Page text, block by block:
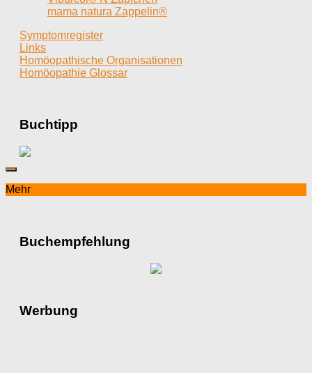
mama natura Zappelin®
Symptomregister
Links
Homöopathische Organisationen
Homöopathie Glossar
Buchtipp
Mehr
Buchempfehlung
Werbung